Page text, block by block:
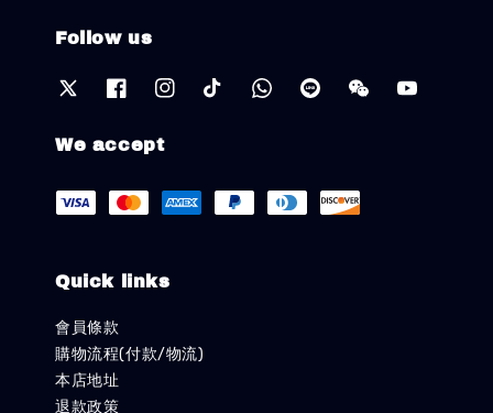
Follow us
We accept
Quick links
會員條款
購物流程(付款/物流)
本店地址
退款政策